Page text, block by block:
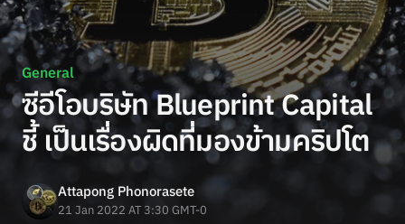
General
ซีอีโอบริษัท Blueprint Capital
ชี้ เป็นเรื่องผิดที่มองข้ามคริปโต
Attapong Phonorasete
21 Jan 2022 AT 3:30 GMT-0